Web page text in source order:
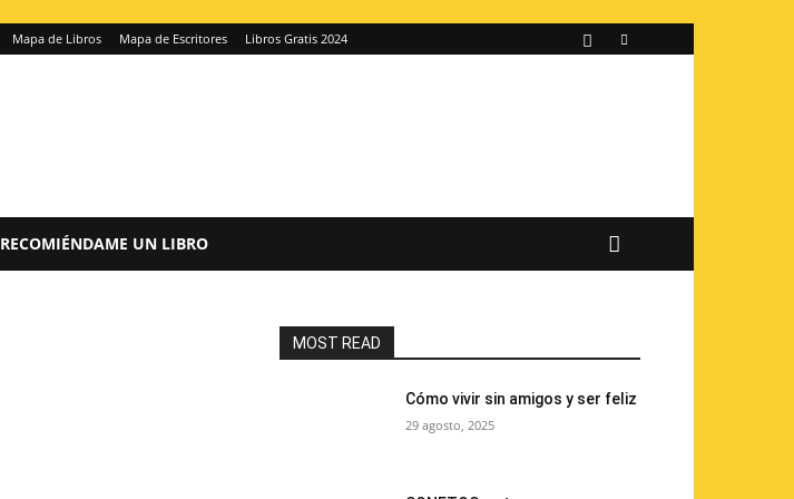
Mapa de Libros Mapa de Escritores Libros Gratis 2024
RECOMIÉNDAME UN LIBRO
MOST READ
Cómo vivir sin amigos y ser feliz
29 agosto, 2025